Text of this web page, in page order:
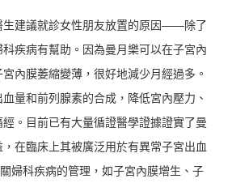
建議就診女性朋友放置的原因——除了
疾病有幫助。因為曼月樂可以在子宮內
內膜萎縮變薄，很好地減少月經過多。
量和前列腺素的合成，降低宮內壓力、
。目前已有大量循證醫學證據證實了曼
在臨床上其被廣泛用於有異常子宮出血
婦科疾病的管理，如子宮內膜增生、子